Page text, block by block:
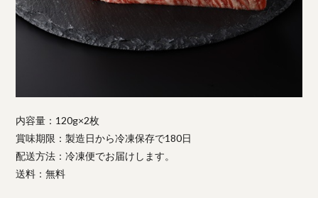
内容量：120g×2枚
賞味期限：製造日から冷凍保存で180日
配送方法：冷凍便でお届けします。
送料：無料